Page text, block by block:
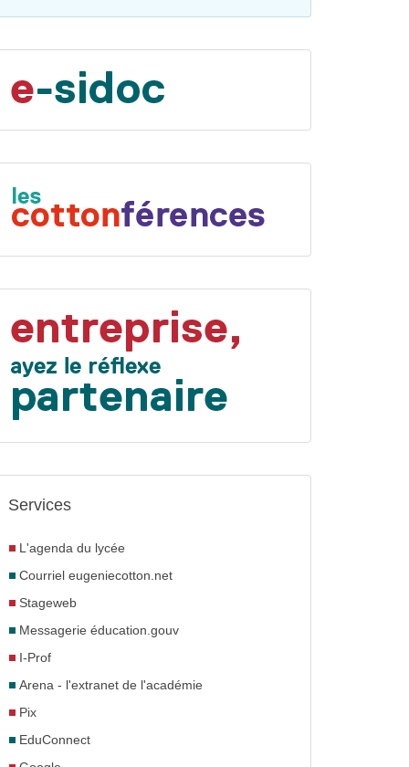
Services
L'agenda du lycée
Courriel eugeniecotton.net
Stageweb
Messagerie éducation.gouv
I-Prof
Arena - l'extranet de l'académie
Pix
EduConnect